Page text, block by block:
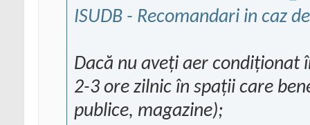
ISUDB - Recomandari in caz
Dacă nu aveți aer condiționat
2-3 ore zilnic în spații care
publice, magazine);